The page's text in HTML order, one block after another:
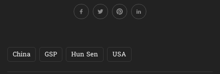
China GSP Hun Sen USA